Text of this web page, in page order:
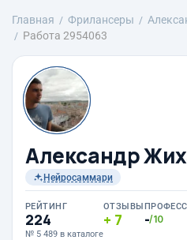
Главная Фрилансеры
Работа 2954063
Александр
Нейросаммари
РЕЙТИНГ
224
№ 5 489 в каталоге
ОТЗЫВЫ
7 -/10